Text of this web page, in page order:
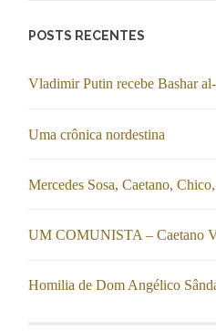
POSTS RECENTES
Vladimir Putin recebe Bashar
Uma crônica nordestina
Mercedes Sosa, Caetano,
UM COMUNISTA – Caetano
Homilia de Dom Angélico